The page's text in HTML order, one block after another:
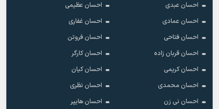
احسان عبدی
احسان عظیمی
احسان عمادی
احسان غفاری
احسان فتاحی
احسان فروتن
احسان قربان زاده
احسان کارگر
احسان کریمی
احسان کیان
احسان محمدی
احسان نظری
احسان نی زن
احسان هایپر